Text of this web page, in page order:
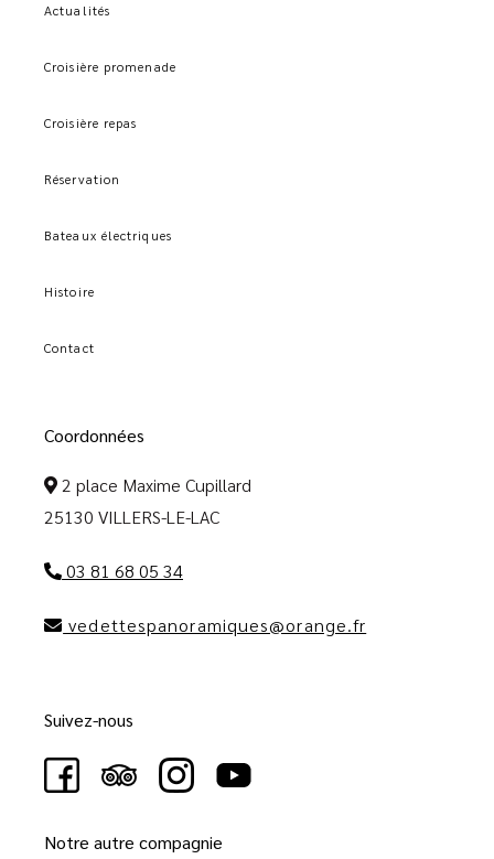
Actualités
Croisière promenade
Croisière repas
Réservation
Bateaux électriques
Histoire
Contact
Coordonnées
2 place Maxime Cupillard
25130 VILLERS-LE-LAC
03 81 68 05 34
vedettespanoramiques@orange.fr
Suivez-nous
Notre autre compagnie